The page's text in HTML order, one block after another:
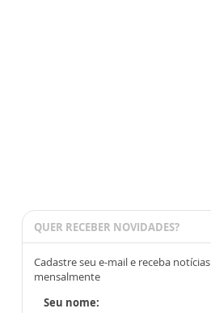
QUER RECEBER NOVIDADES?
Cadastre seu e-mail e receba notícias
mensalmente
Seu nome: